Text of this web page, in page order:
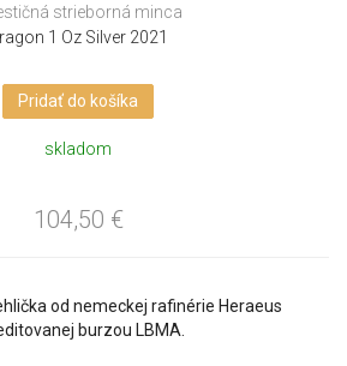
strieborná minca
1 Oz Silver 2021
Pridať do košíka
skladom
104,50 €